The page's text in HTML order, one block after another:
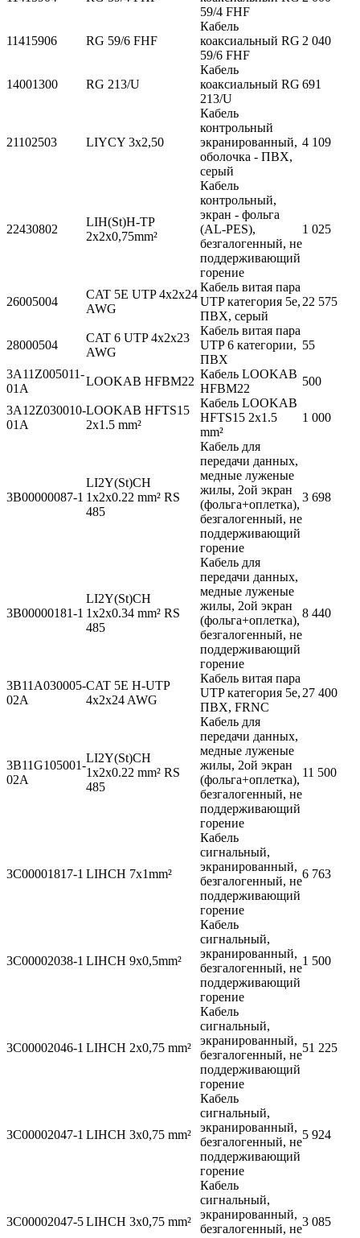
59/4 FHF
11415906 RG 59/6 FHF
Кабель
коаксиальный RG
59/6 FHF
2 040
14001300 RG 213/U
Кабель
коаксиальный RG
213/U
691
21102503 LIYCY 3x2,50
Кабель
контрольный
экранированный,
оболочка - ПВХ,
серый
4 109
22430802
LIH(St)H-TP
2x2x0,75mm²
Кабель
контрольный,
экран - фольга
(AL-PES),
безгалогенный, не
поддерживающий
горение
1 025
26005004
CAT 5E UTP 4x2x24
AWG
Кабель витая пара
UTP категория 5е,
ПВХ, серый
22 575
28000504
CAT 6 UTP 4x2x23
AWG
Кабель витая пара
UTP 6 категории,
ПВХ
55
3A11Z005011-
01A
LOOKAB HFBM22
Кабель LOOKAB
HFBM22
500
3A12Z030010-
01A
LOOKAB HFTS15
2x1.5 mm²
Кабель LOOKAB
HFTS15 2x1.5
mm²
1 000
3B00000087-1
LI2Y(St)CH
1x2x0.22 mm² RS
485
Кабель для
передачи данных,
медные луженые
жилы, 2ой экран
(фольга+оплетка),
безгалогенный, не
поддерживающий
горение
3 698
3B00000181-1
LI2Y(St)CH
1x2x0.34 mm² RS
485
Кабель для
передачи данных,
медные луженые
жилы, 2ой экран
(фольга+оплетка),
безгалогенный, не
поддерживающий
горение
8 440
3B11A030005-
02A
CAT 5E H-UTP
4x2x24 AWG
Кабель витая пара
UTP категория 5е,
ПВХ, FRNC
27 400
3B11G105001-
02A
LI2Y(St)CH
1x2x0.22 mm² RS
485
Кабель для
передачи данных,
медные луженые
жилы, 2ой экран
(фольга+оплетка),
безгалогенный, не
поддерживающий
горение
11 500
3C00001817-1 LIHCH 7x1mm²
Кабель
сигнальный,
экранированный,
безгалогенный, не
поддерживающий
горение
6 763
3C00002038-1 LIHCH 9x0,5mm²
Кабель
сигнальный,
экранированный,
безгалогенный, не
поддерживающий
горение
1 500
3C00002046-1 LIHCH 2x0,75 mm²
Кабель
сигнальный,
экранированный,
безгалогенный, не
поддерживающий
горение
51 225
3C00002047-1 LIHCH 3x0,75 mm²
Кабель
сигнальный,
экранированный,
безгалогенный, не
поддерживающий
горение
5 924
3C00002047-5LIHCH 3x0,75 mm²
Кабель
сигнальный,
экранированный,
безгалогенный, не
3 085